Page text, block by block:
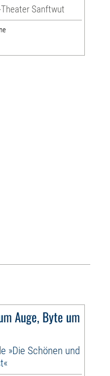
Sanftwut
Auge, Byte um
»Die Schönen und